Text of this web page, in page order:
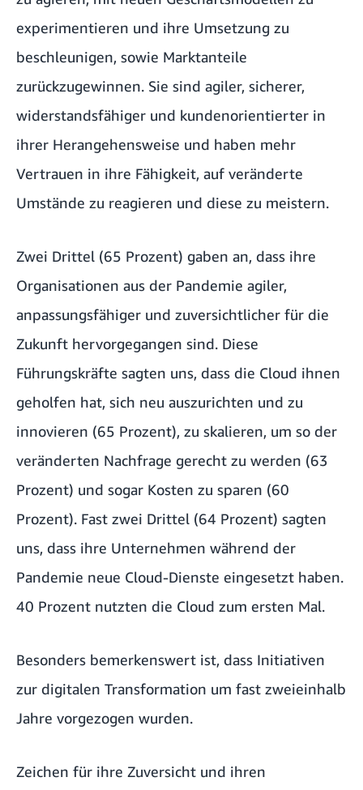
experimentieren und ihre Umsetzung zu
beschleunigen, sowie Marktanteile
zurückzugewinnen. Sie sind agiler, sicherer,
widerstandsfähiger und kundenorientierter in
ihrer Herangehensweise und haben mehr
Vertrauen in ihre Fähigkeit, auf veränderte
Umstände zu reagieren und diese zu meistern.
Zwei Drittel (65 Prozent) gaben an, dass ihre
Organisationen aus der Pandemie agiler,
anpassungsfähiger und zuversichtlicher für die
Zukunft hervorgegangen sind. Diese
Führungskräfte sagten uns, dass die Cloud ihnen
geholfen hat, sich neu auszurichten und zu
innovieren (65 Prozent), zu skalieren, um so der
veränderten Nachfrage gerecht zu werden (63
Prozent) und sogar Kosten zu sparen (60
Prozent). Fast zwei Drittel (64 Prozent) sagten
uns, dass ihre Unternehmen während der
Pandemie neue Cloud-Dienste eingesetzt haben.
40 Prozent nutzten die Cloud zum ersten Mal.
Besonders bemerkenswert ist, dass Initiativen
zur digitalen Transformation um fast zweieinhalb
Jahre vorgezogen wurden.
Zeichen für ihre Zuversicht und ihren